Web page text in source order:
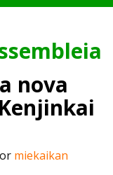
nova
miekaikan